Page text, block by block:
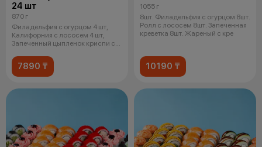
24 шт
870 г
Филадельфия с огурцом 4 шт,
Калифорния с лососем 4 шт,
Запеченный цыпленок криспи с
7890 ₸
1055 г
8шт. Филадельфия с огурцом 8шт.
Ролл с лососем 8шт. Запеченная
креветка 8шт. Жареный с кре
10190 ₸